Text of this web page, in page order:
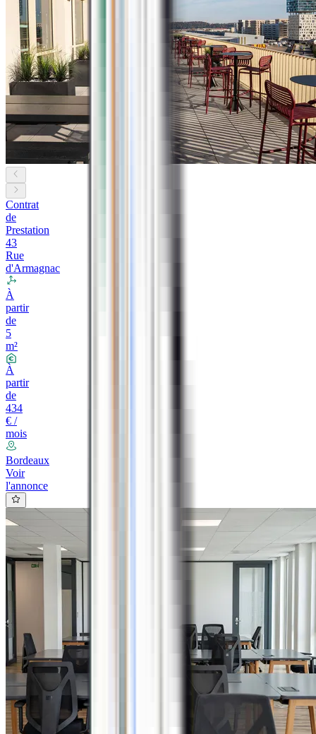
Contrat
de
Prestation
43
Rue
d'Armagnac
À
partir
de
5
m²
À
partir
de
434
€ /
mois
Bordeaux
Voir
l'annonce